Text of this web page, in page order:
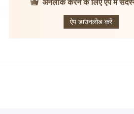
ऐप डाउनलोड करें
Asia Trade
Point Futures